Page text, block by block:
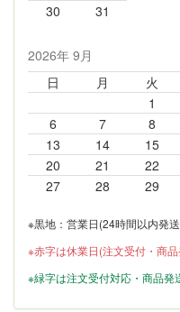
30
31
2026年 9月
日
月 火
1
6
7 8
13
14 15
20
21 22
27
28 29
※黒地：営業日(24時間以内発
※赤字は休業日(注文受付・商
※緑字は注文受付対応・商品発